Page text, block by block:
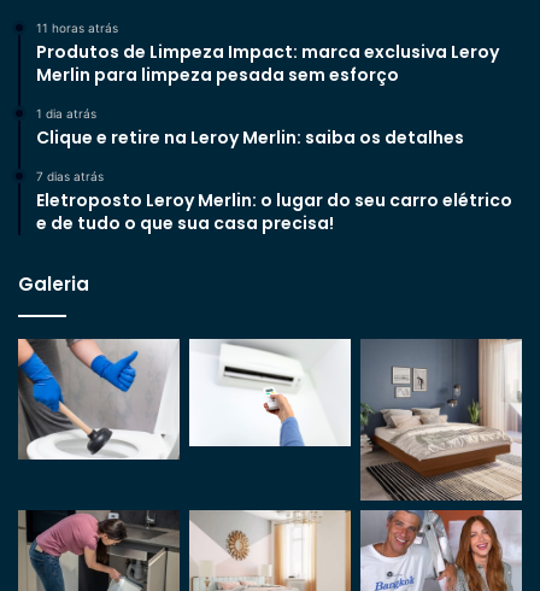
11 horas atrás
Produtos de Limpeza Impact: marca exclusiva Leroy
Merlin para limpeza pesada sem esforço
1 dia atrás
Clique e retire na Leroy Merlin: saiba os detalhes
7 dias atrás
Eletroposto Leroy Merlin: o lugar do seu carro elétrico
e de tudo o que sua casa precisa!
Galeria